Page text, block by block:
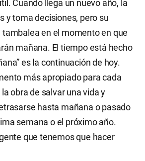
Cuando llega un nuevo año, la
y toma decisiones, pero su
en el momento en que
mañana. El tiempo está hecho
es la continuación de hoy.
más apropiado para cada
obra de salvar una vida y
hasta mañana o pasado
semana o el próximo año.
que tenemos que hacer